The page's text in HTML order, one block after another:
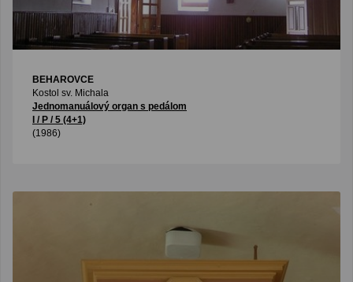
BEHAROVCE
Kostol sv. Michala
Jednomanuálový organ s pedálom
I / P / 5 (4+1)
(1986)